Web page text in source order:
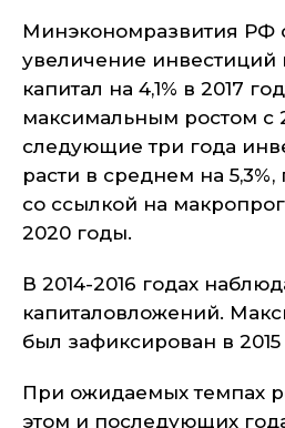
Минэкономразвития РФ
увеличение инвестиций
капитал на 4,1% в 2017
максимальным ростом с
следующие три года
расти в среднем на
со ссылкой на
2020 годы.
В 2014-2016 годах
капиталовложений.
был зафиксирован в 2015
При ожидаемых темпах
этом и последующих